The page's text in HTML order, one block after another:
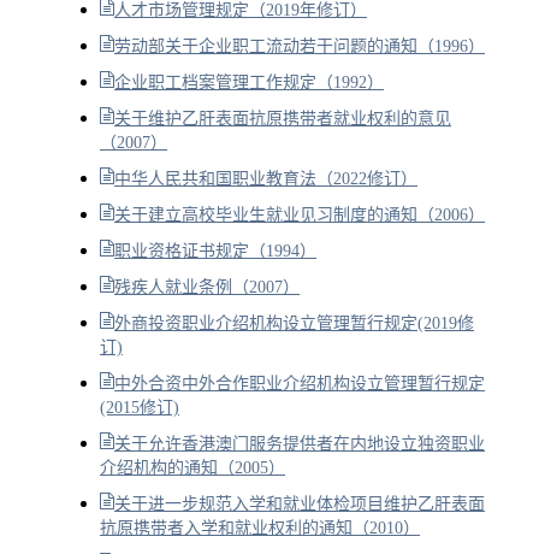
人才市场管理规定（2019年修订）
劳动部关于企业职工流动若干问题的通知（1996）
企业职工档案管理工作规定（1992）
关于维护乙肝表面抗原携带者就业权利的意见
（2007）
中华人民共和国职业教育法（2022修订）
关于建立高校毕业生就业见习制度的通知（2006）
职业资格证书规定（1994）
残疾人就业条例（2007）
外商投资职业介绍机构设立管理暂行规定(2019修
订)
中外合资中外合作职业介绍机构设立管理暂行规定
(2015修订)
关于允许香港澳门服务提供者在内地设立独资职业
介绍机构的通知（2005）
关于进一步规范入学和就业体检项目维护乙肝表面
抗原携带者入学和就业权利的通知（2010）